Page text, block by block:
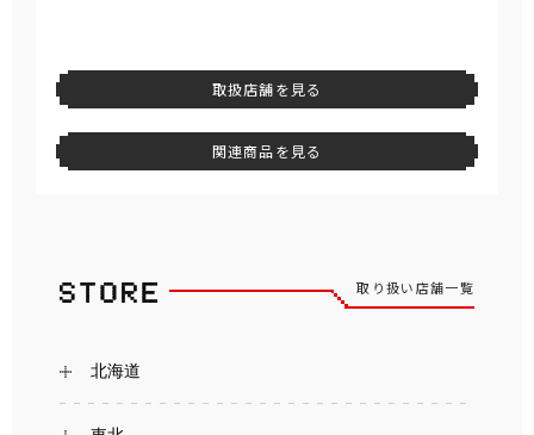
取扱店舗を見る
関連商品を見る
取り扱い店舗一覧
北海道